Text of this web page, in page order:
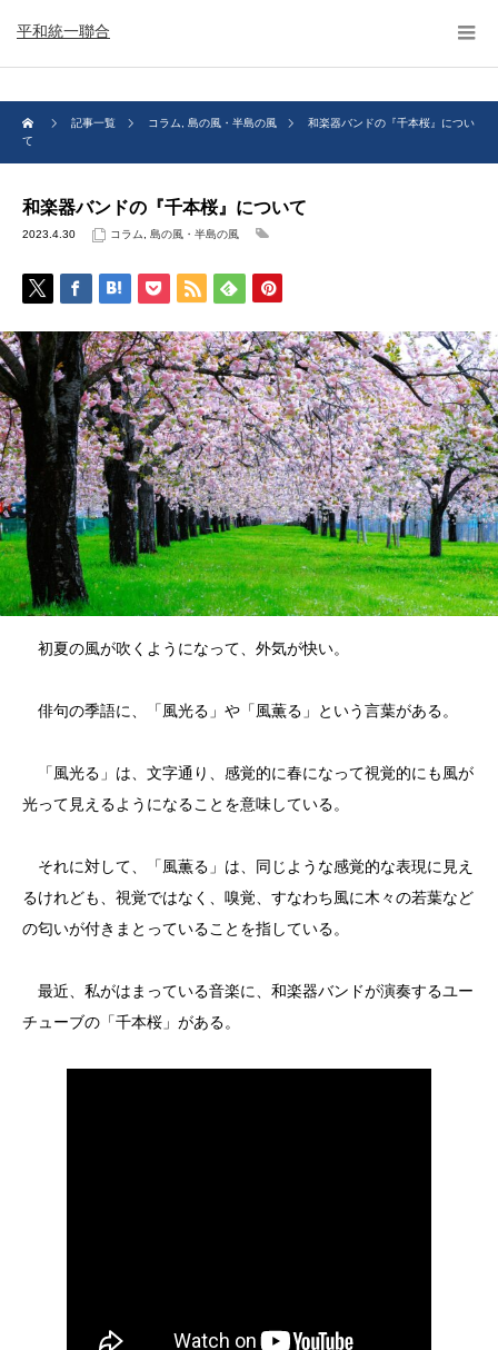
平和統一聯合
記事一覧 コラム 島の風・半島の風
和楽器バンドの『千本桜』につい
て
和楽器バンドの『千本桜』について
2023.4.30 コラム 島の風・半島の風
初夏の風が吹くようになって、外気が快い。
俳句の季語に、「風光る」や「風薫る」という言葉がある。
「風光る」は、文字通り、感覚的に春になって視覚的にも風が
光って見えるようになることを意味している。
それに対して、「風薫る」は、同じような感覚的な表現に見え
るけれども、視覚ではなく、嗅覚、すなわち風に木々の若葉など
の匂いが付きまとっていることを指している。
最近、私がはまっている音楽に、和楽器バンドが演奏するユー
チューブの「千本桜」がある。